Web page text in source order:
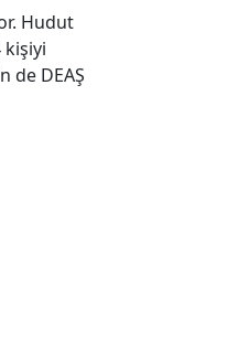
Hudut
kişiyi
de DEAŞ